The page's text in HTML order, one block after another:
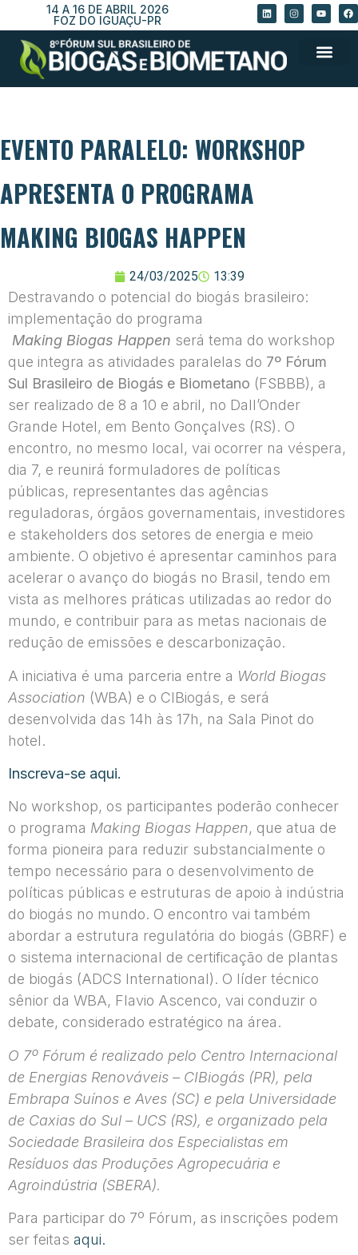
14 A 16 DE ABRIL 2026
FOZ DO IGUAÇU-PR
EVENTO PARALELO: WORKSHOP
APRESENTA O PROGRAMA
MAKING BIOGAS HAPPEN
24/03/2025 13:39
Destravando o potencial do biogás brasileiro:
implementação do programa
Making Biogas Happen será tema do workshop
que integra as atividades paralelas do 7º Fórum
Sul Brasileiro de Biogás e Biometano (FSBBB), a
ser realizado de 8 a 10 e abril, no Dall’Onder
Grande Hotel, em Bento Gonçalves (RS). O
encontro, no mesmo local, vai ocorrer na véspera,
dia 7, e reunirá formuladores de políticas
públicas, representantes das agências
reguladoras, órgãos governamentais, investidores
e stakeholders dos setores de energia e meio
ambiente. O objetivo é apresentar caminhos para
acelerar o avanço do biogás no Brasil, tendo em
vista as melhores práticas utilizadas ao redor do
mundo, e contribuir para as metas nacionais de
redução de emissões e descarbonização.
A iniciativa é uma parceria entre a World Biogas
Association (WBA) e o CIBiogás, e será
desenvolvida das 14h às 17h, na Sala Pinot do
hotel.
Inscreva-se aqui.
No workshop, os participantes poderão conhecer
o programa Making Biogas Happen, que atua de
forma pioneira para reduzir substancialmente o
tempo necessário para o desenvolvimento de
políticas públicas e estruturas de apoio à indústria
do biogás no mundo. O encontro vai também
abordar a estrutura regulatória do biogás (GBRF) e
o sistema internacional de certificação de plantas
de biogás (ADCS International). O líder técnico
sênior da WBA, Flavio Ascenco, vai conduzir o
debate, considerado estratégico na área.
O 7º Fórum é realizado pelo Centro Internacional
de Energias Renováveis – CIBiogás (PR), pela
Embrapa Suínos e Aves (SC) e pela Universidade
de Caxias do Sul – UCS (RS), e organizado pela
Sociedade Brasileira dos Especialistas em
Resíduos das Produções Agropecuária e
Agroindústria (SBERA).
Para participar do 7º Fórum, as inscrições podem
ser feitas aqui.